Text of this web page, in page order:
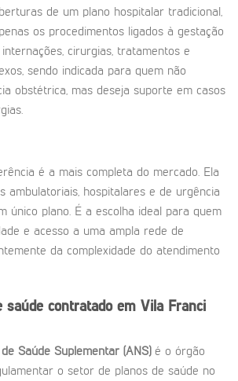
de um plano hospitalar tradicional,
os procedimentos ligados à gestação
cirurgias, tratamentos e
sendo indicada para quem não
obstétrica, mas deseja suporte em casos
é a mais completa do mercado. Ela
ambulatoriais, hospitalares e de urgência
único plano. É a escolha ideal para quem
e acesso a uma ampla rede de
da complexidade do atendimento
saúde contratado em Vila Franci
Saúde Suplementar (ANS)é o órgão
o setor de planos de saúde no